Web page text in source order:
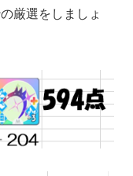
厳選をしましょ